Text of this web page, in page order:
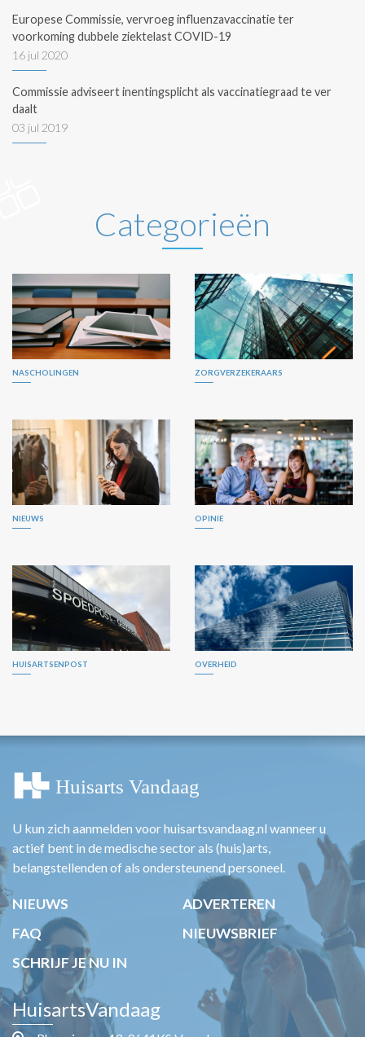
Europese Commissie, vervroeg influenzavaccinatie ter
voorkoming dubbele ziektelast COVID-19
16 jul 2020
Commissie adviseert inentingsplicht als vaccinatiegraad te ver
daalt
03 jul 2019
Categorieën
NASCHOLINGEN ZORGVERZEKERAARS
NIEUWS OPINIE
HUISARTSENPOST OVERHEID
U kun zich aanmelden voor huisartsvandaag.nl wanneer u
actief bent in de medische sector als (huis)arts,
belangstellenden of als ondersteunend personeel.
NIEUWS
ADVERTEREN
FAQ
NIEUWSBRIEF
SCHRIJF JE NU IN
HuisartsVandaag